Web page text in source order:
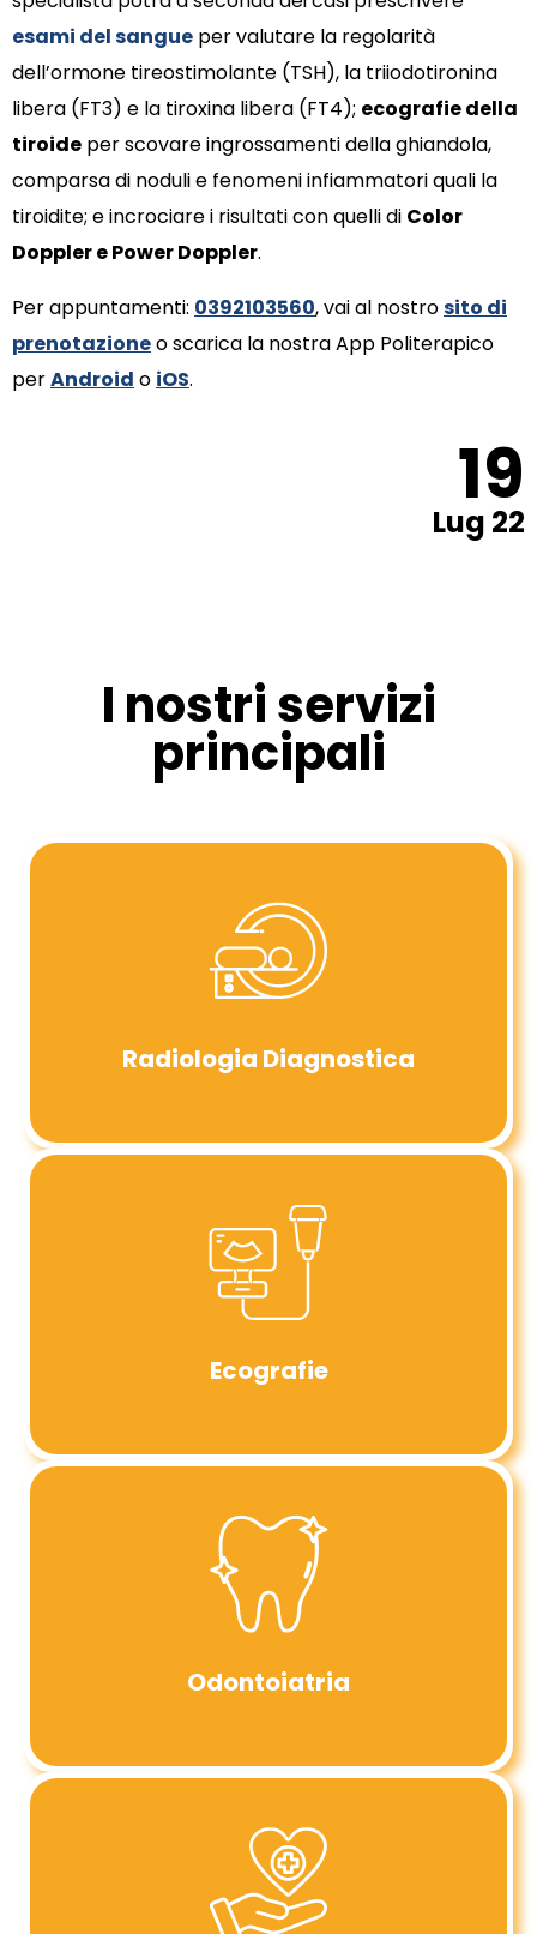
esami del sangue per valutare la regolarità
dell’ormone tireostimolante (TSH), la triiodotironina
libera (FT3) e la tiroxina libera (FT4); ecografie della
tiroide per scovare ingrossamenti della ghiandola,
comparsa di noduli e fenomeni infiammatori quali la
tiroidite; e incrociare i risultati con quelli di Color
Doppler e Power Doppler.
Per appuntamenti: 0392103560, vai al nostrosito di
prenotazioneo scarica la nostra App Politerapico
perAndroid o iOS.
19
Lug 22
I nostri servizi
principali
Radiologia Diagnostica
Ecografie
Odontoiatria